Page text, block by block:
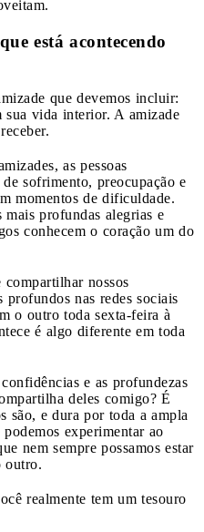
está acontecendo
que devemos incluir:
sua vida interior. A amizade
as pessoas
sofrimento, preocupação e
momentos de dificuldade.
mais profundas alegrias e
conhecem o coração um do
compartilhar nossos
profundos nas redes sociais
o outro toda sexta-feira à
é algo diferente em toda
e as profundezas
deles comigo? É
são, e dura por toda a ampla
experimentar ao
nem sempre possamos estar
outro.
realmente tem um tesouro